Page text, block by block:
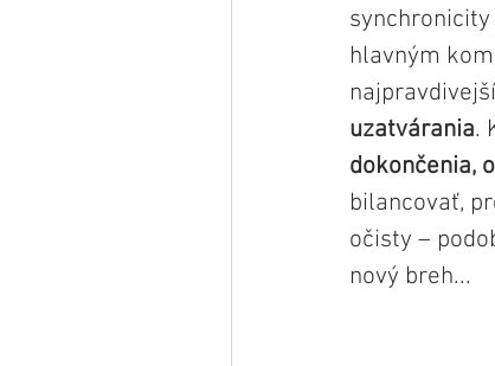
hlavným
uzatvárania.
dokončenia,
bilancovať,
očisty –
nový breh...